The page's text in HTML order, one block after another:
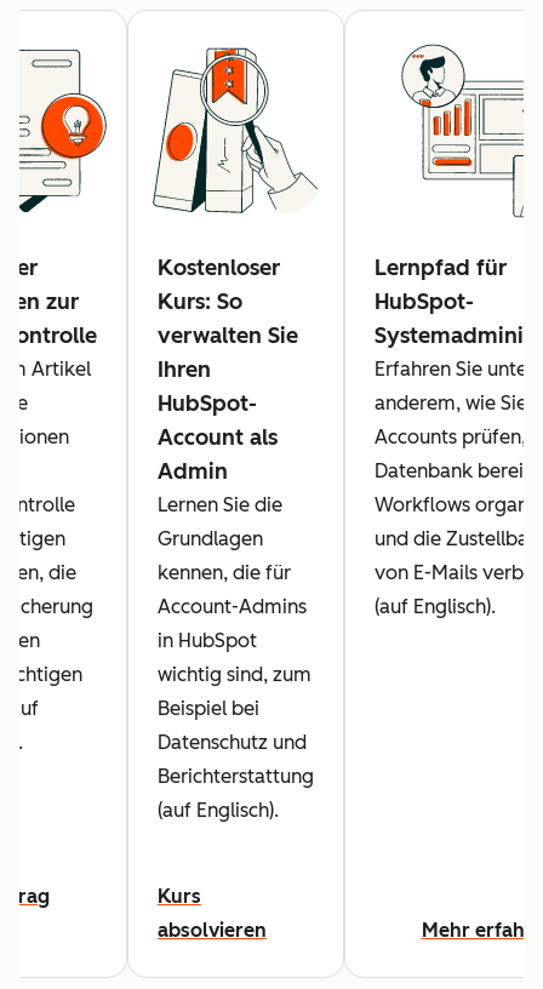
zur
Artikel
die
Sicherung
Kostenloser
Kurs: So
verwalten Sie
Ihren
HubSpot-
Account als
Admin
Lernen Sie die
Grundlagen
kennen, die für
Account-Admins
in HubSpot
wichtig sind, zum
Beispiel bei
Datenschutz und
Berichterstattung
(auf Englisch).
Kurs
absolvieren
Lernpfad für
HubSpot-
Erfahren Sie unter
anderem, wie Sie
Accounts prüfen,
Datenbank
Workflows
und die
von E-Mails
(auf Englisch).
Mehr